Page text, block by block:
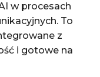
w procesach
To
z
i gotowe na